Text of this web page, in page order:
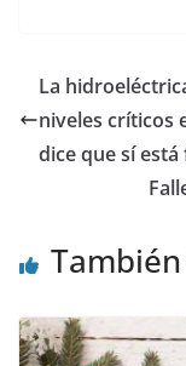
er e
b
o
o
k
La
niveles críticos
dice que sí